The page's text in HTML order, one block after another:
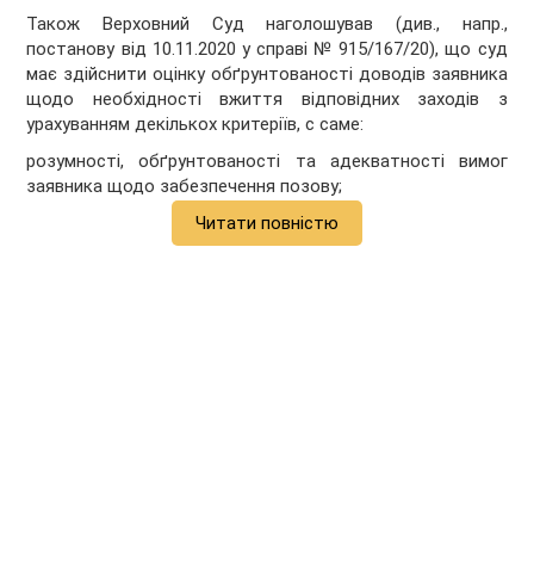
Також Верховний Суд наголошував (див., напр.,
постанову від 10.11.2020 у справі № 915/167/20), що суд
має здійснити оцінку обґрунтованості доводів заявника
щодо необхідності вжиття відповідних заходів з
урахуванням декількох критеріїв, с саме:
розумності, обґрунтованості та адекватності вимог
заявника щодо забезпечення позову;
Читати повністю